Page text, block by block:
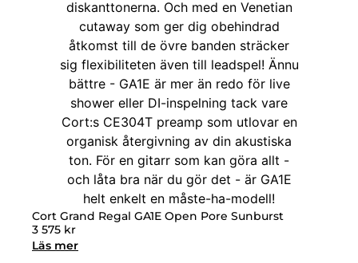
Cort Grand Regal GA1E Open Pore Sunburst
3 575 kr
Läs mer